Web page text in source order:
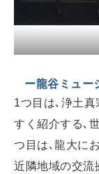
ー龍谷ミュー
1つ目は､浄土
すく紹介する､
つ目は､龍大に
近隣地域の交流